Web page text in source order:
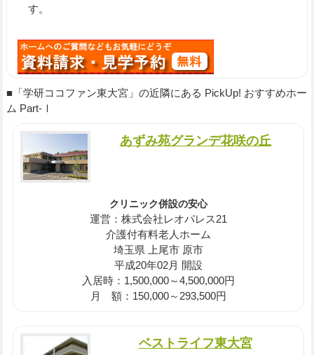
す。
■「学研ココファン東大宮」の近隣にある PickUp! おすすめホー
ム Part-Ⅰ
あずみ苑グランデ花咲の丘
クリニック併設の安心
運営：株式会社レオパレス21
介護付有料老人ホーム
埼玉県 上尾市 原市
平成20年02月 開設
入居時：1,500,000～4,500,000円
月 額：150,000～293,500円
ベストライフ東大宮